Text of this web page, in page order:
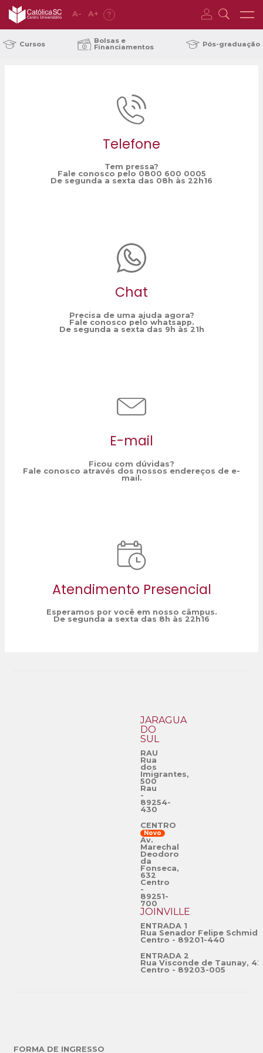
A- A+ ?
Cursos Bolsas e
Financiamentos Pós-graduação
Telefone
Tem pressa?
Fale conosco pelo 0800 600 0005
De segunda a sexta das 08h às 22h16
Chat
Precisa de uma ajuda agora?
Fale conosco pelo whatsapp.
De segunda a sexta das 9h às 21h
E-mail
Ficou com dúvidas?
Fale conosco através dos nossos endereços de e-
mail.
Atendimento Presencial
Esperamos por você em nosso câmpus.
De segunda a sexta das 8h às 22h16
JARAGUÁ
DO
SUL
RAU
Rua
dos
Imigrantes,
500
Rau
-
89254-
430
CENTRO
Novo
Av.
Marechal
Deodoro
da
Fonseca,
632
Centro
-
89251-
700
JOINVILLE
ENTRADA 1
Rua Senador Felipe
Centro - 89201-440
ENTRADA 2
Rua Visconde de Taunay,
Centro - 89203-005
FORMA DE INGRESSO